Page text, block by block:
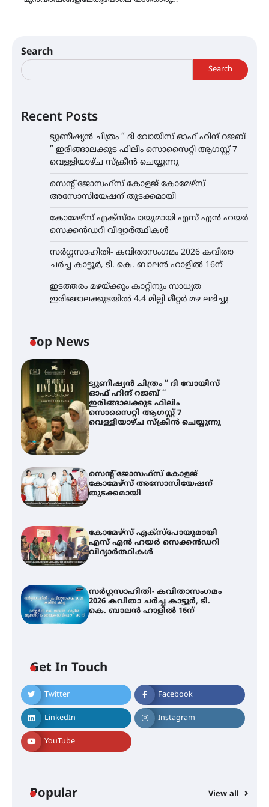
Search
Search
Recent Posts
ട്യുണീഷ്യൻ ചിത്രം ” ദി വോയിസ് ഓഫ് ഹിന്ദ് റജബ്
” ഇരിങ്ങാലക്കുട ഫിലിം സൊസൈറ്റി ആഗസ്റ്റ് 7
വെള്ളിയാഴ്ച സ്‌ക്രീൻ ചെയ്യുന്നു
സെന്റ് ജോസഫ്സ് കോളജ് കോമേഴ്‌സ്
അസോസിയേഷന് തുടക്കമായി
കോമേഴ്സ് എക്സ്പോയുമായി എസ് എൻ ഹയർ
സെക്കൻഡറി വിദ്യാർത്ഥികൾ
സർഗ്ഗസാഹിതി- കവിതാസംഗമം 2026 കവിതാ
ചർച്ച കാട്ടൂർ, ടി. കെ. ബാലൻ ഹാളിൽ 16ന്
ഇടത്തരം മഴയ്ക്കും കാറ്റിനും സാധ്യത
ഇരിങ്ങാലക്കുടയിൽ 4.4 മില്ലി മീറ്റർ മഴ ലഭിച്ചു
Top News
ട്യുണീഷ്യൻ ചിത്രം ” ദി വോയിസ്
ഓഫ് ഹിന്ദ് റജബ് ”
ഇരിങ്ങാലക്കുട ഫിലിം
സൊസൈറ്റി ആഗസ്റ്റ് 7
വെള്ളിയാഴ്ച സ്‌ക്രീൻ ചെയ്യുന്നു
സെന്റ് ജോസഫ്സ് കോളജ്
കോമേഴ്‌സ് അസോസിയേഷന്
തുടക്കമായി
കോമേഴ്സ് എക്സ്പോയുമായി
എസ് എൻ ഹയർ സെക്കൻഡറി
വിദ്യാർത്ഥികൾ
സർഗ്ഗസാഹിതി- കവിതാസംഗമം
2026 കവിതാ ചർച്ച കാട്ടൂർ, ടി.
കെ. ബാലൻ ഹാളിൽ 16ന്
Get In Touch
Twitter Facebook
LinkedIn Instagram
YouTube
Popular View all